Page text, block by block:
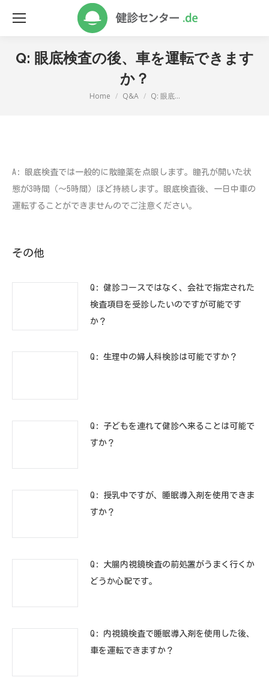
Q: 眼底検査の後、車を運転できます
か？
You are here:
Home Q&A Q: 眼底…
A: 眼底検査では一般的に散瞳薬を点眼します。瞳孔が開いた状
態が3時間（～5時間）ほど持続します。眼底検査後、一日中車の
運転することができませんのでご注意ください。
その他
Q: 健診コースではなく、会社で指定された
検査項目を受診したいのですが可能です
か？
Q: 生理中の婦人科検診は可能ですか？
Q: 子どもを連れて健診へ来ることは可能で
すか？
Q: 授乳中ですが、睡眠導入剤を使用できま
すか？
Q: 大腸内視鏡検査の前処置がうまく行くか
どうか心配です。
Q: 内視鏡検査で睡眠導入剤を使用した後、
車を運転できますか？